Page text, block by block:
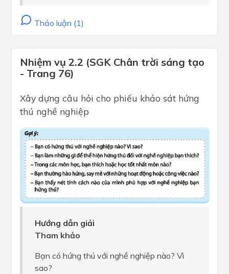
Thảo luận (1)
Nhiệm vụ 2.2 (SGK Chân trời sáng tạo
- Trang 76)
Xây dựng câu hỏi cho phiếu khảo sát hứng
thú nghề nghiệp
Hướng dẫn giải
Tham khảo
Bạn có hứng thú với nghề nghiệp nào? Vì
sao?